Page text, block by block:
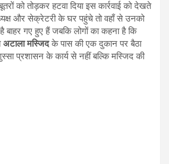
को तोड़कर हटवा दिया इस कार्रवाई को देखते
और सेक्रेटरी के घर पहुंचे तो वहाँ से उनको
बाहर गए हुए हैं जबकि लोगों का कहना है कि
अटाला मस्जिदके पास की एक दुकान पर बैठा
प्रशासन के कार्य से नहीं बल्कि मस्जिद की